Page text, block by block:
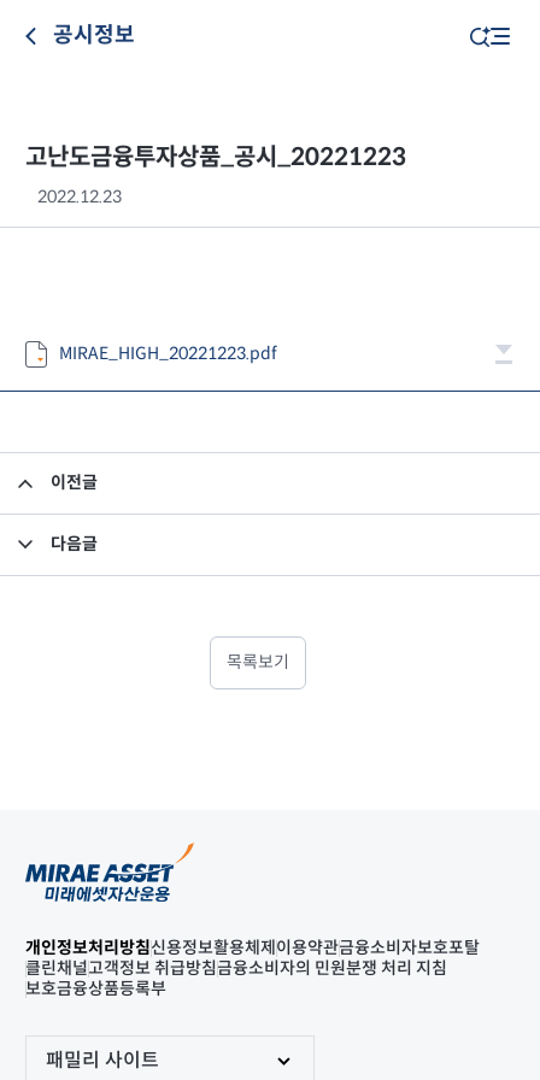
공시정보
고난도금융투자상품_공시_20221223
2022.12.23
MIRAE_HIGH_20221223.pdf
이전글
다음글
목록보기
개인정보처리방침신용정보활용체제 이용약관금융소비자보호포탈
클린채널고객정보 취급방침금융소비자의 민원분쟁 처리 지침
보호금융상품등록부
패밀리 사이트